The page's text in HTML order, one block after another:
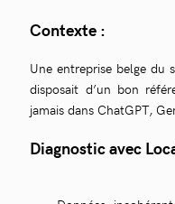
Contexte :
Une entreprise belge du
disposait d’un bon
jamais dans ChatGPT,
Diagnostic avec